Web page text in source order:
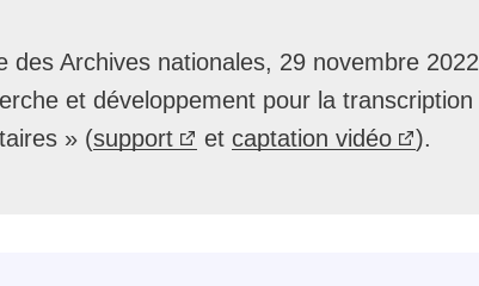
des Archives nationales, 29 novembre 2022
et développement pour la transcription
» (support et captation vidéo ).